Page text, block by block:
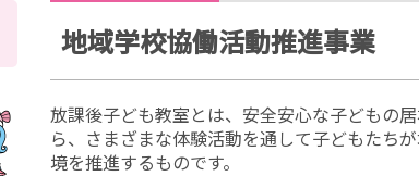
地域学校協働活動推進事業
放課後子ども教室とは、安全安心な子どもの
ら、さまざまな体験活動を通して子どもたち
境を推進するものです。